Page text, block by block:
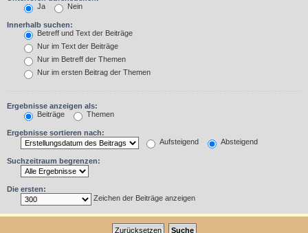
Ja
Nein
Innerhalb suchen:
Betreff und Text der Beiträge
Nur im Text der Beiträge
Nur im Betreff der Themen
Nur im ersten Beitrag der Themen
Ergebnisse anzeigen als:
Beiträge
Themen
Ergebnisse sortieren nach:
Aufsteigend
Absteigend
Suchzeitraum begrenzen:
Die ersten:
Zeichen der Beiträge anzeigen